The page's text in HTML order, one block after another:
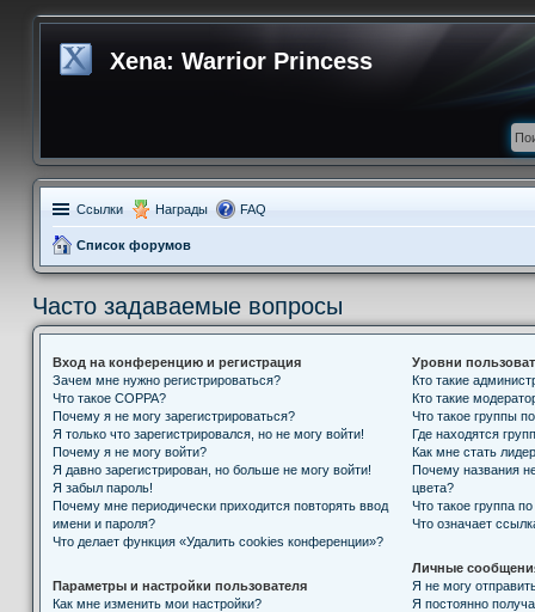
Xena: Warrior Princess
Ссылки Награды FAQ
Список форумов
Часто задаваемые вопросы
Вход на конференцию и регистрация
Зачем мне нужно регистрироваться?
Что такое COPPA?
Почему я не могу зарегистрироваться?
Я только что зарегистрировался, но не могу войти!
Почему я не могу войти?
Я давно зарегистрирован, но больше не могу войти!
Я забыл пароль!
Почему мне периодически приходится повторять ввод
имени и пароля?
Что делает функция «Удалить cookies конференции»?
Параметры и настройки пользователя
Как мне изменить мои настройки?
Уровни
Кто такие
Кто такие
Что такое группы
Где находятся
Как мне стать
Почему названия
цвета?
Что такое группа
Что означает
Личные
Я не могу
Я постоянно